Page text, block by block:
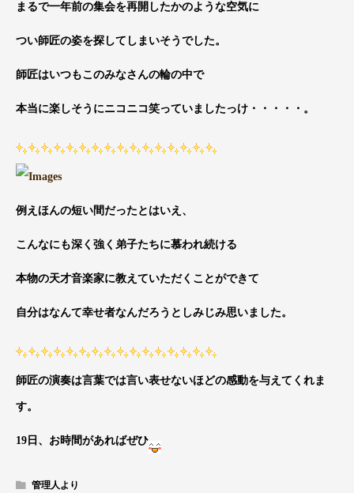
まるで一年前の集会を再開したかのような空気に
つい師匠の姿を探してしまいそうでした。
師匠はいつもこのみなさんの輪の中で
本当に楽しそうにニコニコ笑っていましたっけ・・・・・。
例えほんの短い間だったとはいえ、
こんなにも深く強く弟子たちに慕われ続ける
本物の天才音楽家に教えていただくことができて
自分はなんて幸せ者なんだろうとしみじみ思いました。
師匠の演奏は言葉では言い表せないほどの感動を与えてくれま
す。
19日、お時間があればぜひ
管理人より